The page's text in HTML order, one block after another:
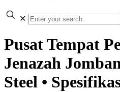
✕
Pusat Tempat
Jenazah
Steel •